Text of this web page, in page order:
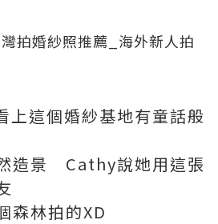
上這個婚紗基地有童話般
造景 Cathy說她用這張
森林拍的XD